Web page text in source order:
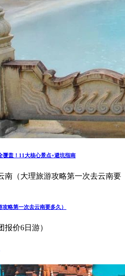
覆盖！11大核心景点+避坑指南
略第一次去云南要多久）